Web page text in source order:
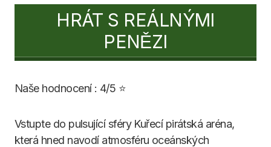
HRÁT S REÁLNÝMI
PENĚZI
Naše hodnocení : 4/5 ⭐
Vstupte do pulsující sféry Kuřecí pirátská aréna,
která hned navodí atmosféru oceánských